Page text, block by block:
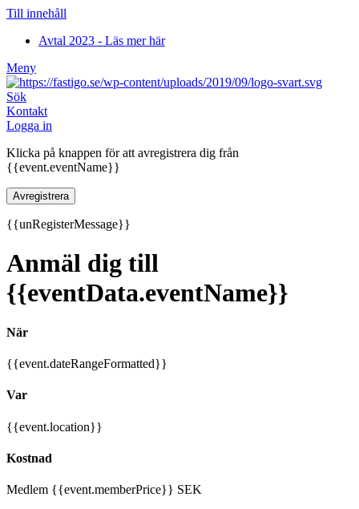
Till innehåll
Avtal 2023 - Läs mer här
Meny
Sök
Kontakt
Logga in
Klicka på knappen för att avregistrera dig från
{{event.eventName}}
Avregistrera
{{unRegisterMessage}}
Anmäl dig till
{{eventData.eventName}}
När
{{event.dateRangeFormatted}}
Var
{{event.location}}
Kostnad
Medlem {{event.memberPrice}} SEK